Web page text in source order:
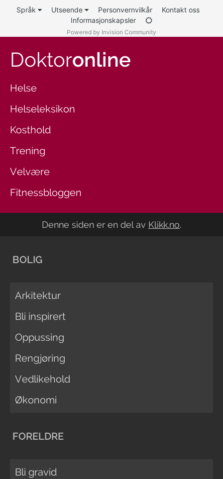
Språk Utseende Personvernvilkår
Kontakt oss
Informasjonskapsler
Powered by Invision Community
Doktoronline
Helse
Helseleksikon
Kosthold
Trening
Velvære
Fitnessbloggen
Denne siden er en del av Klikk.no.
BOLIG
Arkitektur
Bli inspirert
Oppussing
Rengjøring
Vedlikehold
Økonomi
FORELDRE
Bli gravid